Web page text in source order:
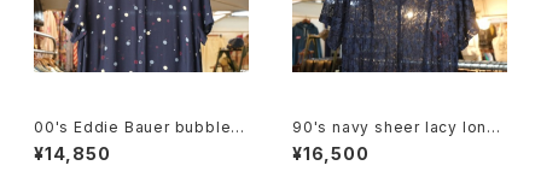
00's Eddie Bauer bubble d
ot rayon shirt maxi Dress
¥14,850
90's navy sheer lacy long
Dress
¥16,500